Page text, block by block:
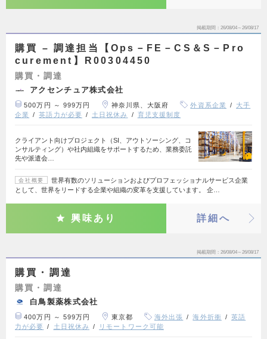
掲載期間 26/08/04～26/08/17
購買 – 調達担当【Ops－FE－CS＆S－Pro
curement】R00304450
購買・調達
アクセンチュア株式会社
500万円 ～ 999万円 神奈川県、大阪府 外資系企業
大手
企業
英語力が必要 土日祝休み 育児支援制度
クライアント向けプロジェクト（SI、アウトソーシング、コ
ンサルティング）や社内組織をサポートするため、業務委託
先や派遣会…
会社概要
世界有数のソリューションおよびプロフェッショナルサービス企業
として、世界をリードする企業や組織の変革を支援しています。 企…
興味あり 詳細へ
掲載期間 26/08/04～26/08/17
購買・調達
購買・調達
白鳥製薬株式会社
400万円 ～ 599万円 東京都 海外出張 海外折衝
英語
力が必要
土日祝休み リモートワーク可能